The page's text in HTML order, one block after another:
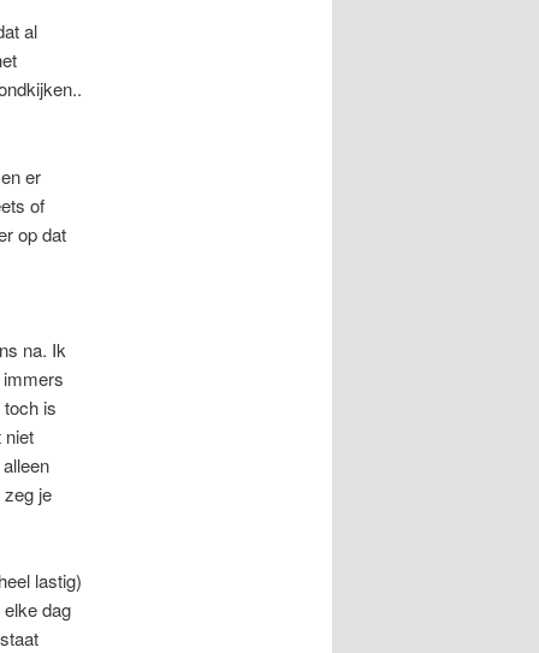
al
er
of
op dat
na. Ik
is
niet
je
lastig)
dag